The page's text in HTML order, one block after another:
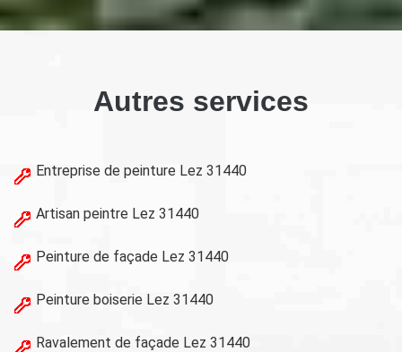
Autres services
Entreprise de peinture Lez 31440
Artisan peintre Lez 31440
Peinture de façade Lez 31440
Peinture boiserie Lez 31440
Ravalement de façade Lez 31440